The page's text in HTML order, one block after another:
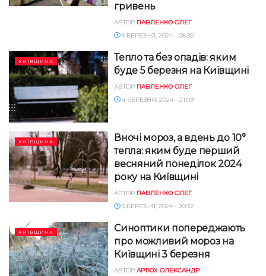
гривень
АВТОР ПАВЛЕНКО ОЛЕГ
5 БЕРЕЗНЯ, 2024 - 08:30
КИЇВЩИНА
Тепло та без опадів: яким
буде 5 березня на Київщині
АВТОР ПАВЛЕНКО ОЛЕГ
4 БЕРЕЗНЯ, 2024 - 21:09
КИЇВЩИНА
Вночі мороз, а вдень до 10°
тепла: яким буде перший
весняний понеділок 2024
року на Київщині
АВТОР ПАВЛЕНКО ОЛЕГ
3 БЕРЕЗНЯ, 2024 - 20:32
КИЇВЩИНА
Синоптики попереджають
про можливий мороз на
Київщині 3 березня
АВТОР АРТЮХ ОЛЕКСАНДР